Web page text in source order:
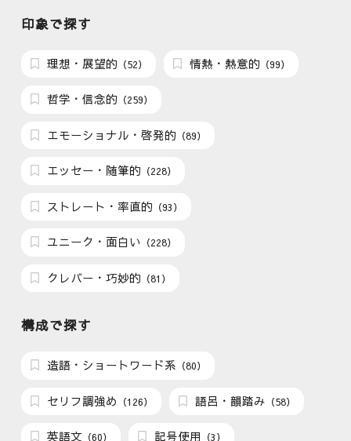
印象で探す
理想・展望的 （52） 情熱・熱意的 （99）
哲学・信念的 （259）
エモーショナル・啓発的 （89）
エッセー・随筆的 （228）
ストレート・率直的 （93）
ユニーク・面白い （228）
クレバー・巧妙的 （81）
構成で探す
造語・ショートワード系 （80）
セリフ調強め （126） 語呂・韻踏み （58）
英語文 （60） 記号使用 （3）